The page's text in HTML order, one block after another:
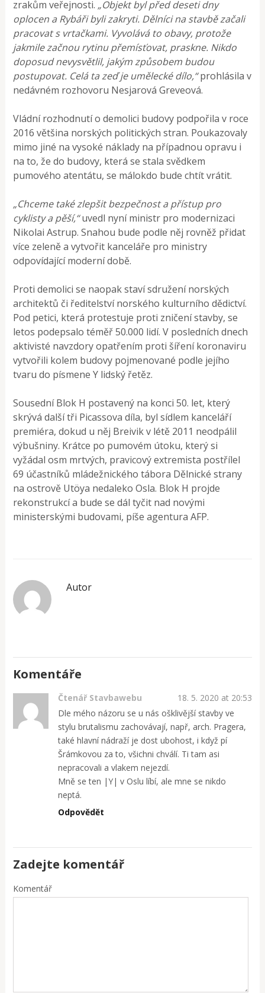
zrakům veřejnosti. „Objekt byl před deseti dny
oplocen a Rybáři byli zakryti. Dělníci na stavbě začali
pracovat s vrtačkami. Vyvolává to obavy, protože
jakmile začnou rytinu přemísťovat, praskne. Nikdo
doposud nevysvětlil, jakým způsobem budou
postupovat. Celá ta zeď je umělecké dílo,“prohlásila v
nedávném rozhovoru Nesjarová Greveová.
Vládní rozhodnutí o demolici budovy podpořila v roce
2016 většina norských politických stran. Poukazovaly
mimo jiné na vysoké náklady na případnou opravu i
na to, že do budovy, která se stala svědkem
pumového atentátu, se málokdo bude chtít vrátit.
„Chceme také zlepšit bezpečnost a přístup pro
cyklisty a pěší,“uvedl nyní ministr pro modernizaci
Nikolai Astrup. Snahou bude podle něj rovněž přidat
více zeleně a vytvořit kanceláře pro ministry
odpovídající moderní době.
Proti demolici se naopak staví sdružení norských
architektů či ředitelství norského kulturního dědictví.
Pod petici, která protestuje proti zničení stavby, se
letos podepsalo téměř 50.000 lidí. V posledních dnech
aktivisté navzdory opatřením proti šíření koronaviru
vytvořili kolem budovy pojmenované podle jejího
tvaru do písmene Y lidský řetěz.
Sousední Blok H postavený na konci 50. let, který
skrývá další tři Picassova díla, byl sídlem kanceláří
premiéra, dokud u něj Breivik v létě 2011 neodpálil
výbušniny. Krátce po pumovém útoku, který si
vyžádal osm mrtvých, pravicový extremista postřílel
69 účastníků mládežnického tábora Dělnické strany
na ostrově Utöya nedaleko Osla. Blok H projde
rekonstrukcí a bude se dál tyčit nad novými
ministerskými budovami, píše agentura AFP.
Autor
Komentáře
Čtenář Stavbawebu
18. 5. 2020 at 20:53
Dle mého názoru se u nás ošklivější stavby ve
stylu brutalismu zachovávají, např, arch. Pragera,
také hlavní nádraží je dost ubohost, i když pí
Šrámkovou za to, všichni chválí. Ti tam asi
nepracovali a vlakem nejezdí.
Mně se ten |Y| v Oslu líbí, ale mne se nikdo
neptá.
Odpovědět
Zadejte komentář
Komentář